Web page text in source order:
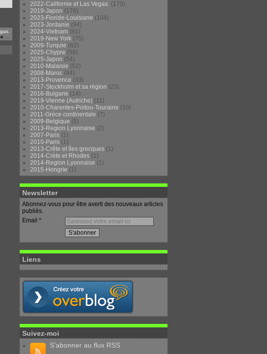
2022-Californie et Las Vegas. (179)
2019-Japon (176)
2023-Floride-Louisiane (104)
2023-Jordanie (94)
2024-Vietnam (91)
2019-New York (75)
2009-Turquie (62)
2025-Chypre (58)
2025-Japon (54)
2010-Malaisie (52)
2008-Maroc (44)
2013-Provence (33)
2017-Stockholm et sa région (23)
2016-Bulgarie (14)
2019-Vienne (Autriche) (11)
2010-Charentes-Poitou-Touraine (10)
2011-Grèce continentale (7)
2009-Belgique (5)
2013-Region Lyonnaise (2)
2007-Paris (1)
2010-Paris (1)
2013-Crête et îles grecques (1)
2014-Crète et Rhodes (1)
2014-Region Lyonnaise (1)
2015-Hongrie (1)
Newsletter
Abonnez-vous pour être averti des nouveaux articles
publiés.
Email
Liens
Suivez-moi
S'abonner au flux RSS